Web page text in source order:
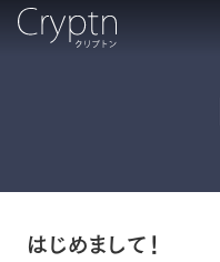
はじめまして！